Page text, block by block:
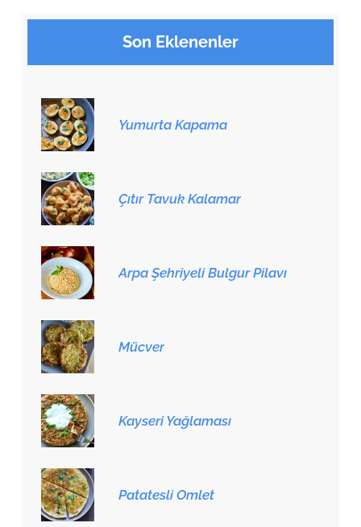
Son Eklenenler
Yumurta Kapama
Çıtır Tavuk Kalamar
Arpa Şehriyeli Bulgur Pilavı
Mücver
Kayseri Yağlaması
Patatesli Omlet